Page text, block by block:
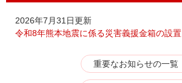
2026年7月31日更新
令和8年熊本地震に係る災害義援金箱の設置
重要なお知らせの一覧